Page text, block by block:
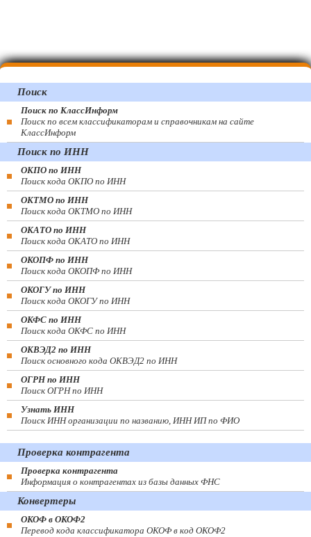
Поиск
Поиск по КлассИнформ
Поиск по всем классификаторам и справочникам на сайте
КлассИнформ
Поиск по ИНН
ОКПО по ИНН
Поиск кода ОКПО по ИНН
ОКТМО по ИНН
Поиск кода ОКТМО по ИНН
ОКАТО по ИНН
Поиск кода ОКАТО по ИНН
ОКОПФ по ИНН
Поиск кода ОКОПФ по ИНН
ОКОГУ по ИНН
Поиск кода ОКОГУ по ИНН
ОКФС по ИНН
Поиск кода ОКФС по ИНН
ОКВЭД2 по ИНН
Поиск основного кода ОКВЭД2 по ИНН
ОГРН по ИНН
Поиск ОГРН по ИНН
Узнать ИНН
Поиск ИНН организации по названию, ИНН ИП по ФИО
Проверка контрагента
Проверка контрагента
Информация о контрагентах из базы данных ФНС
Конвертеры
ОКОФ в ОКОФ2
Перевод кода классификатора ОКОФ в код ОКОФ2